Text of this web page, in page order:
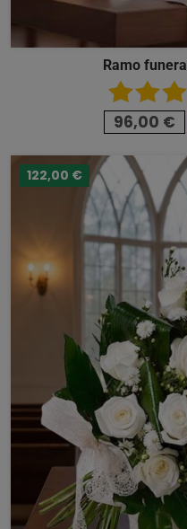
Ramo
96,00 €
122,00 €